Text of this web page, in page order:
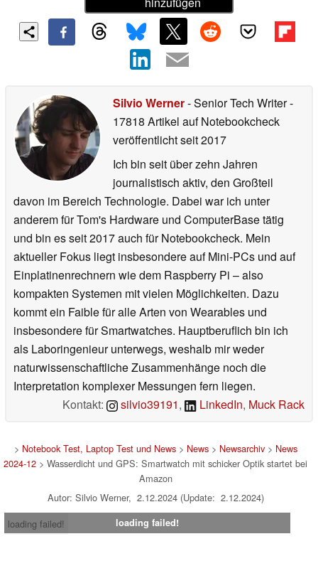
Silvio Werner- Senior Tech Writer-
17818 Artikel auf Notebookcheck
veröffentlichtseit 2017
Ich bin seit über zehn Jahren
journalistisch aktiv, den Großteil
davon im Bereich Technologie. Dabei war ich unter
anderem für Tom's Hardware und ComputerBase tätig
und bin es seit 2017 auch für Notebookcheck. Mein
aktueller Fokus liegt insbesondere auf Mini-PCs und auf
Einplatinenrechnern wie dem Raspberry Pi – also
kompakten Systemen mit vielen Möglichkeiten. Dazu
kommt ein Faible für alle Arten von Wearables und
insbesondere für Smartwatches. Hauptberuflich bin ich
als Laboringenieur unterwegs, weshalb mir weder
naturwissenschaftliche Zusammenhänge noch die
Interpretation komplexer Messungen fern liegen.
Kontakt:
silvio39191, LinkedIn, Muck Rack
> Notebook Test, Laptop Test und News> News> Newsarchiv> News
2024-12 > Wasserdicht und GPS: Smartwatch mit schicker Optik startet bei
Amazon
Autor: Silvio Werner, 2.12.2024 (Update: 2.12.2024)
loading failed!
loading failed!